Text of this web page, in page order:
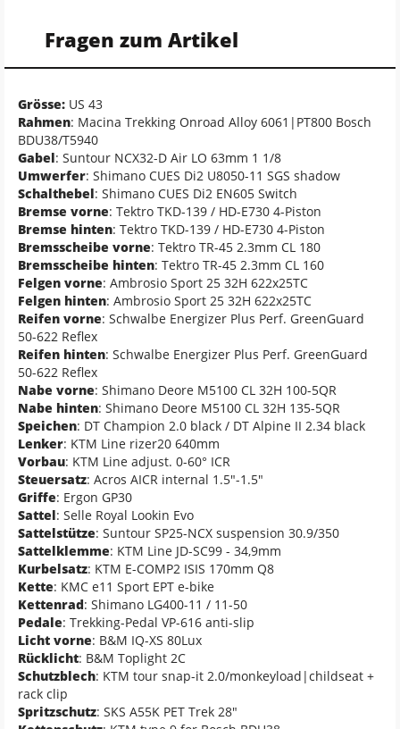
Fragen zum Artikel
Grösse: US 43
Rahmen: Macina Trekking Onroad Alloy 6061|PT800 Bosch
BDU38/T5940
Gabel: Suntour NCX32-D Air LO 63mm 1 1/8
Umwerfer: Shimano CUES Di2 U8050-11 SGS shadow
Schalthebel: Shimano CUES Di2 EN605 Switch
Bremse vorne: Tektro TKD-139 / HD-E730 4-Piston
Bremse hinten: Tektro TKD-139 / HD-E730 4-Piston
Bremsscheibe vorne: Tektro TR-45 2.3mm CL 180
Bremsscheibe hinten: Tektro TR-45 2.3mm CL 160
Felgen vorne: Ambrosio Sport 25 32H 622x25TC
Felgen hinten: Ambrosio Sport 25 32H 622x25TC
Reifen vorne: Schwalbe Energizer Plus Perf. GreenGuard
50-622 Reflex
Reifen hinten: Schwalbe Energizer Plus Perf. GreenGuard
50-622 Reflex
Nabe vorne: Shimano Deore M5100 CL 32H 100-5QR
Nabe hinten: Shimano Deore M5100 CL 32H 135-5QR
Speichen: DT Champion 2.0 black / DT Alpine II 2.34 black
Lenker: KTM Line rizer20 640mm
Vorbau: KTM Line adjust. 0-60° ICR
Steuersatz: Acros AICR internal 1.5"-1.5"
Griffe: Ergon GP30
Sattel: Selle Royal Lookin Evo
Sattelstütze: Suntour SP25-NCX suspension 30.9/350
Sattelklemme: KTM Line JD-SC99 - 34,9mm
Kurbelsatz: KTM E-COMP2 ISIS 170mm Q8
Kette: KMC e11 Sport EPT e-bike
Kettenrad: Shimano LG400-11 / 11-50
Pedale: Trekking-Pedal VP-616 anti-slip
Licht vorne: B&M IQ-XS 80Lux
Rücklicht: B&M Toplight 2C
Schutzblech: KTM tour snap-it 2.0/monkeyload|childseat +
rack clip
Spritzschutz: SKS A55K PET Trek 28"